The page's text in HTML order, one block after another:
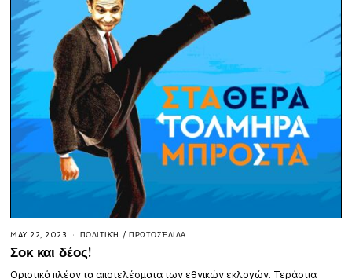
MAY 22, 2023 ΠΟΛΙΤΙΚΉ / ΠΡΩΤΟΣΈΛΙΔΑ
Σοκ και δέος!
Οριστικά πλέον τα αποτελέσματα των εθνικών εκλογών. Τεράστια